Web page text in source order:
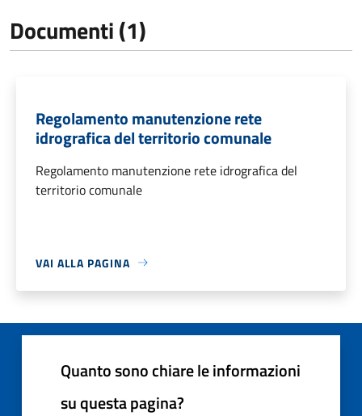
Documenti (1)
Regolamento manutenzione rete
idrografica del territorio comunale
Regolamento manutenzione rete idrografica del
territorio comunale
VAI ALLA PAGINA
Quanto sono chiare le informazioni
su questa pagina?